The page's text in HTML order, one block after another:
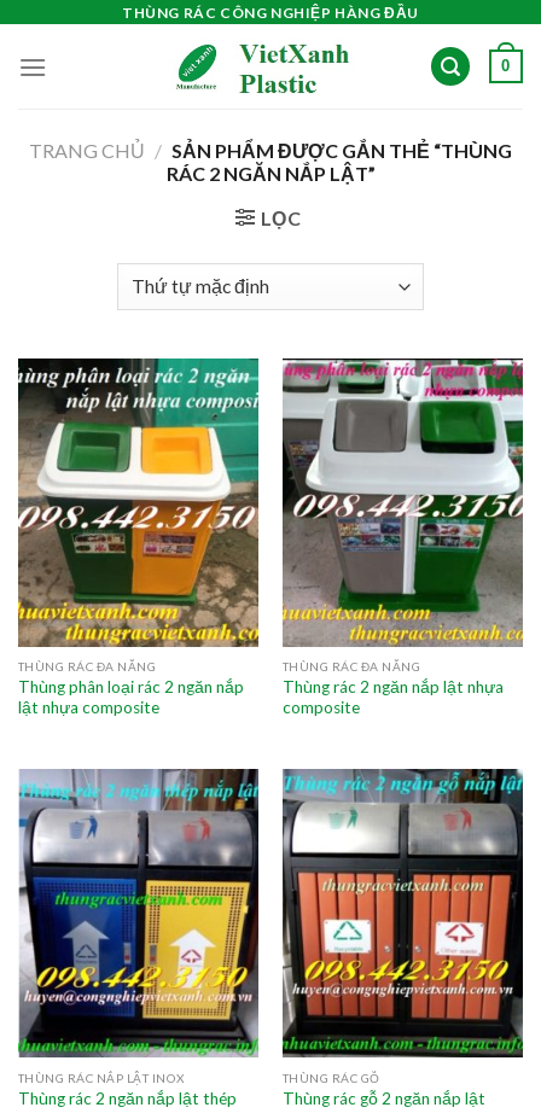
content
THÙNG RÁC CÔNG NGHIỆP HÀNG ĐẦU
0
TRANG CHỦ / SẢN PHẨM ĐƯỢC GẮN THẺ “THÙNG
RÁC 2 NGĂN NẮP LẬT”
LỌC
THÙNG RÁC ĐA NĂNG
Thùng phân loại rác 2 ngăn nắp
lật nhựa composite
THÙNG RÁC ĐA NĂNG
Thùng rác 2 ngăn nắp lật nhựa
composite
THÙNG RÁC NẮP LẬT INOX
Thùng rác 2 ngăn nắp lật thép
THÙNG RÁC GỖ
Thùng rác gỗ 2 ngăn nắp lật